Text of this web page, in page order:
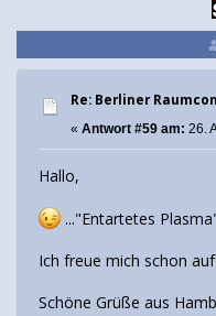
Re: Berliner
« Antwort #59 am: 26.
Hallo,
..."Entartetes
Ich freue mich schon
Schöne Grüße aus